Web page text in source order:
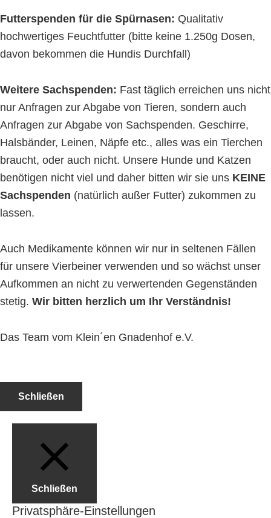
Futterspenden für die Spürnasen: Qualitativ
hochwertiges Feuchtfutter (bitte keine 1.250g Dosen,
davon bekommen die Hundis Durchfall)
Weitere Sachspenden: Fast täglich erreichen uns nicht
nur Anfragen zur Abgabe von Tieren, sondern auch
Anfragen zur Abgabe von Sachspenden. Geschirre,
Halsbänder, Leinen, Näpfe etc., alles was ein Tierchen
braucht, oder auch nicht. Unsere Hunde und Katzen
benötigen nicht viel und daher bitten wir sie uns KEINE
Sachspenden (natürlich außer Futter) zukommen zu
lassen.
Auch Medikamente können wir nur in seltenen Fällen
für unsere Vierbeiner verwenden und so wächst unser
Aufkommen an nicht zu verwertenden Gegenständen
stetig. Wir bitten herzlich um Ihr Verständnis!
Das Team vom Klein´en Gnadenhof e.V.
Schließen
Schließen
Privatsphäre-Einstellungen